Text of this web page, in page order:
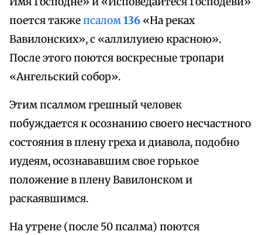
поется такжепсалом136 «На реках
Вавилонских», с «аллилуиею красною».
После этого поются воскресные тропари
«Ангельский собор».
Этим псалмом грешный человек
побуждается к осознанию своего несчастного
состояния в плену греха и диавола, подобно
иудеям, осознававшим свое горькое
положение в плену Вавилонском и
раскаявшимся.
На утрене (после 50 псалма) поются